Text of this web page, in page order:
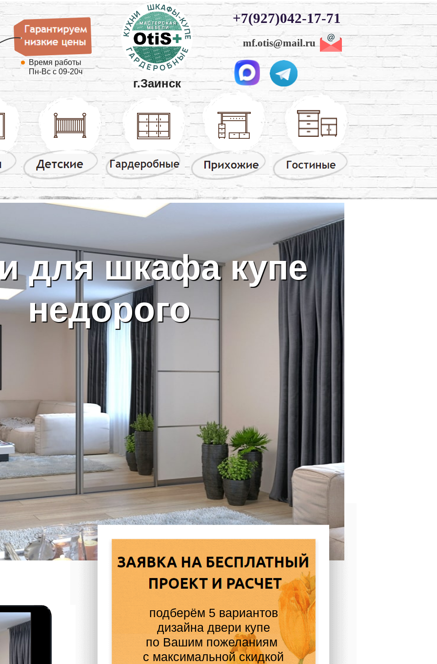
mf.otis@mail.ru
подберём 5 вариантов
дизайна двери купе
по Вашим пожеланиям
с максимальной скидкой
для шкафа купе
недорого
г.Заинск
+7(927)042-17-71
Время работы
Пн-Вс с 09-20ч